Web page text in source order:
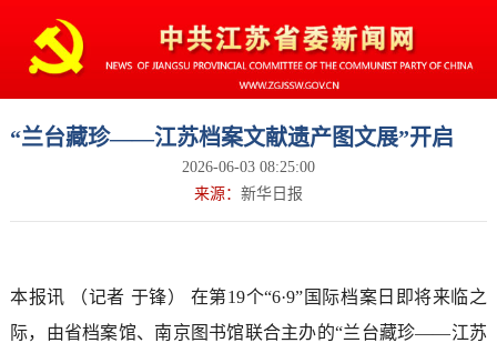
“兰台藏珍——江苏档案文献遗产图文展”开启
2026-06-03 08:25:00
来源： 新华日报
本报讯 （记者 于锋） 在第19个“6·9”国际档案日即将来临之
际，由省档案馆、南京图书馆联合主办的“兰台藏珍——江苏